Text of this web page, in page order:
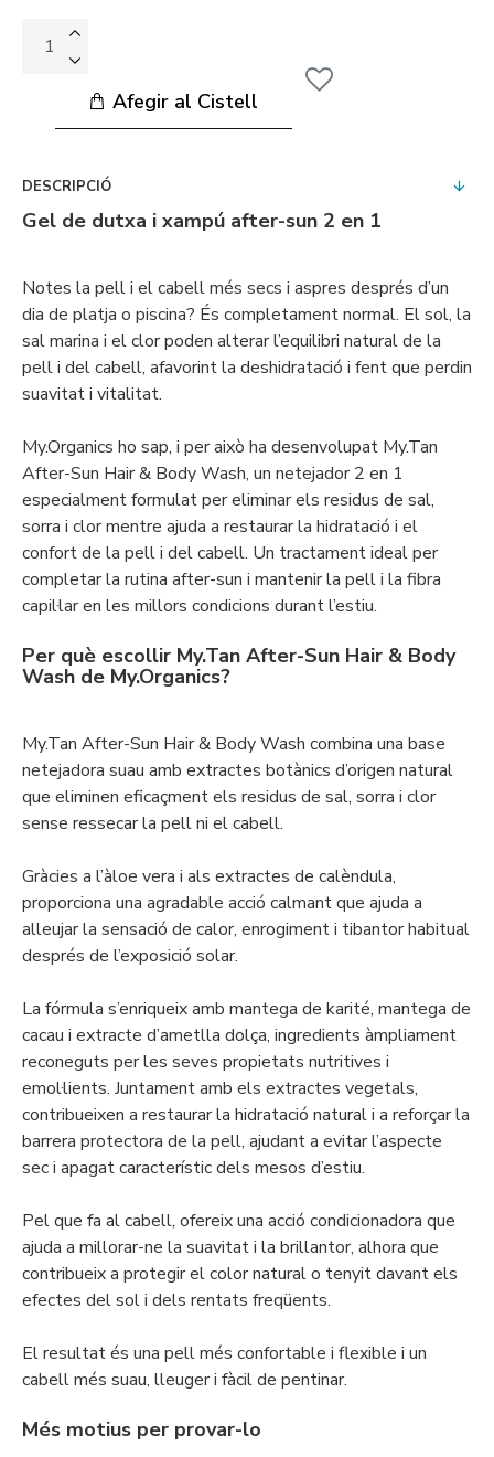
Afegir al Cistell
DESCRIPCIÓ
Gel de dutxa i xampú after-sun 2 en 1
Notes la pell i el cabell més secs i aspres després d’un
dia de platja o piscina? És completament normal. El sol, la
sal marina i el clor poden alterar l’equilibri natural de la
pell i del cabell, afavorint la deshidratació i fent que perdin
suavitat i vitalitat.
My.Organics ho sap, i per això ha desenvolupat My.Tan
After-Sun Hair & Body Wash, un netejador 2 en 1
especialment formulat per eliminar els residus de sal,
sorra i clor mentre ajuda a restaurar la hidratació i el
confort de la pell i del cabell. Un tractament ideal per
completar la rutina after-sun i mantenir la pell i la fibra
capil·lar en les millors condicions durant l’estiu.
Per què escollir My.Tan After-Sun Hair & Body
Wash de My.Organics?
My.Tan After-Sun Hair & Body Wash combina una base
netejadora suau amb extractes botànics d’origen natural
que eliminen eficaçment els residus de sal, sorra i clor
sense ressecar la pell ni el cabell.
Gràcies a l’àloe vera i als extractes de calèndula,
proporciona una agradable acció calmant que ajuda a
alleujar la sensació de calor, enrogiment i tibantor habitual
després de l’exposició solar.
La fórmula s’enriqueix amb mantega de karité, mantega de
cacau i extracte d’ametlla dolça, ingredients àmpliament
reconeguts per les seves propietats nutritives i
emol·lients. Juntament amb els extractes vegetals,
contribueixen a restaurar la hidratació natural i a reforçar la
barrera protectora de la pell, ajudant a evitar l’aspecte
sec i apagat característic dels mesos d’estiu.
Pel que fa al cabell, ofereix una acció condicionadora que
ajuda a millorar-ne la suavitat i la brillantor, alhora que
contribueix a protegir el color natural o tenyit davant els
efectes del sol i dels rentats freqüents.
El resultat és una pell més confortable i flexible i un
cabell més suau, lleuger i fàcil de pentinar.
Més motius per provar-lo